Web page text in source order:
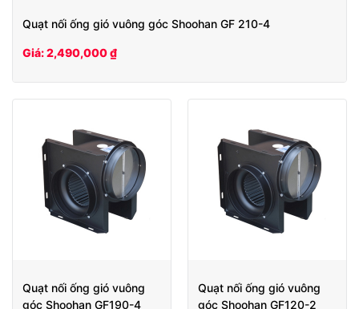
Quạt nối ống gió vuông góc Shoohan GF 210-4
Giá: 2,490,000 ₫
Quạt nối ống gió vuông
góc Shoohan GF190-4
Quạt nối ống gió vuông
góc Shoohan GF120-2